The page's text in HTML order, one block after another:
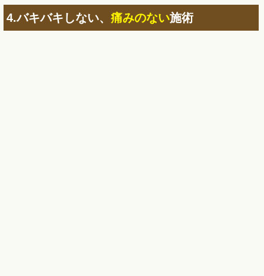
4.バキバキしない、 痛みのない施術